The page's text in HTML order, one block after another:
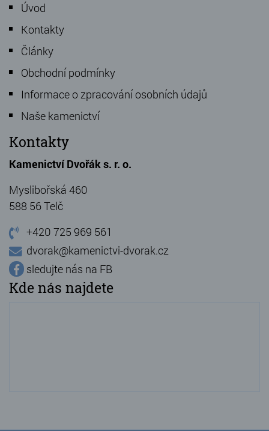
Úvod
Kontakty
Články
Obchodní podmínky
Informace o zpracování osobních údajů
Naše kamenictví
Kontakty
Kamenictví Dvořák s. r. o.
Myslibořská 460
588 56 Telč
+420 725 969 561
dvorak@kamenictvi-dvorak.cz
sledujte nás na FB
Kde nás najdete